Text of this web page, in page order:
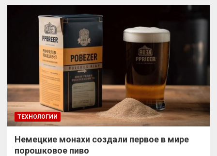
ТЕХНОЛОГИИ
Немецкие монахи создали первое в мире
порошковое пиво